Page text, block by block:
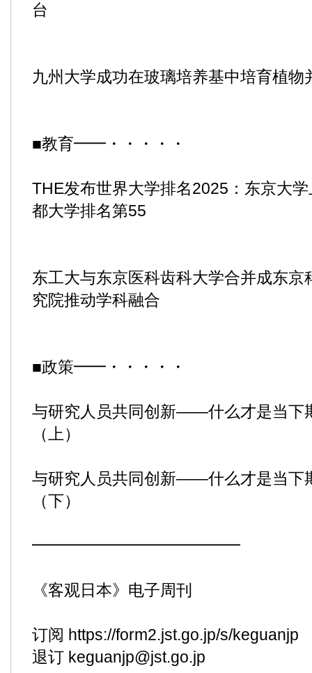
台
九州大学成功在玻璃培养基中培育植物
■教育━━・・・・・
THE发布世界大学排名2025：东京大
都大学排名第55
东工大与东京医科齿科大学合并成东京
究院推动学科融合
■政策━━・・・・・
与研究人员共同创新——什么才是当下
（上）
与研究人员共同创新——什么才是当下
（下）
━━━━━━━━━━━━━
《客观日本》电子周刊
订阅 https://form2.jst.go.jp/s/keguanjp
退订 keguanjp@jst.go.jp